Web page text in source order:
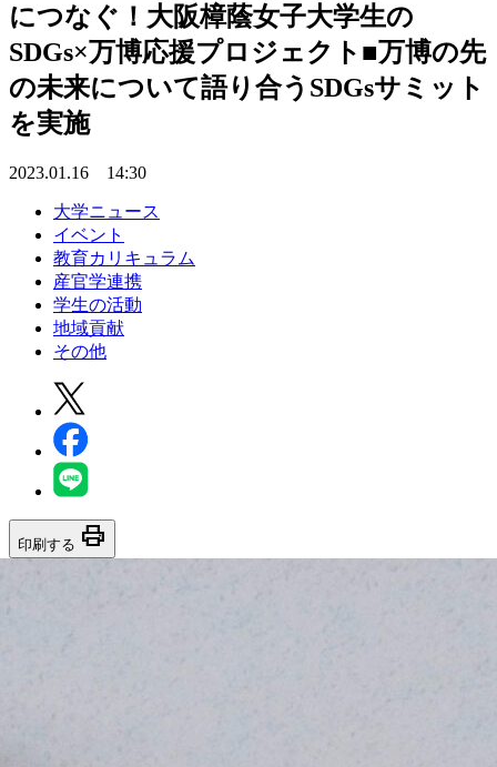
につなぐ！大阪樟蔭女子大学生の
SDGs×万博応援プロジェクト■万博の先
の未来について語り合うSDGsサミット
を実施
2023.01.16 14:30
大学ニュース
イベント
教育カリキュラム
産官学連携
学生の活動
地域貢献
その他
印刷する print